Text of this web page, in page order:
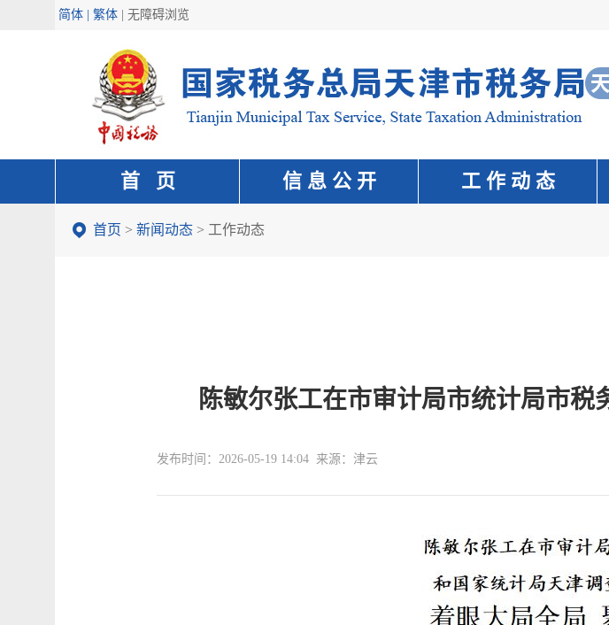
简体 | 繁体 无障碍浏览
首 页 信 息 公 开 工 作 动 态
首页 > 新闻动态 > 工作动态
陈敏尔张工在市审计局市统计局市
发布时间：2026-05-19 14:04 来源：津云